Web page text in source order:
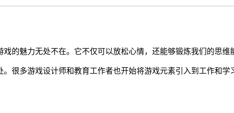
的魅力无处不在。它不仅可以放松心情，还能够锻炼我们的思维
很多游戏设计师和教育工作者也开始将游戏元素引入到工作和学